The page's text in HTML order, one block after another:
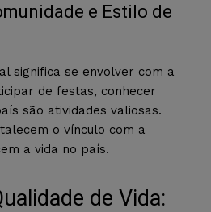
e Estilo de
significa se envolver com a
de festas, conhecer
são atividades valiosas.
o vínculo com a
a vida no país.
de Vida: